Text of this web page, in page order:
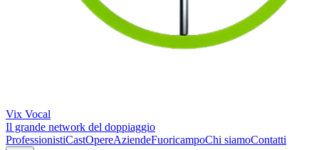
Vix Vocal
Il grande network del doppiaggio
ProfessionistiCastOpereAziendeFuoricampoChi siamoContatti